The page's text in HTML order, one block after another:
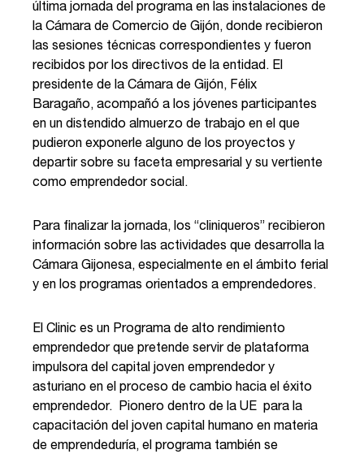
última jornada del programa en las instalaciones de
la Cámara de Comercio de Gijón, donde recibieron
las sesiones técnicas correspondientes y fueron
recibidos por los directivos de la entidad. El
presidente de la Cámara de Gijón, Félix
Baragaño, acompañó a los jóvenes participantes
en un distendido almuerzo de trabajo en el que
pudieron exponerle alguno de los proyectos y
departir sobre su faceta empresarial y su vertiente
como emprendedor social.
Para finalizar la jornada, los “cliniqueros” recibieron
información sobre las actividades que desarrolla la
Cámara Gijonesa, especialmente en el ámbito ferial
y en los programas orientados a emprendedores.
El Clinic es un Programa de alto rendimiento
emprendedor que pretende servir de plataforma
impulsora del capital joven emprendedor y
asturiano en el proceso de cambio hacia el éxito
emprendedor. Pionero dentro de la UE para la
capacitación del joven capital humano en materia
de emprendeduría, el programa también se